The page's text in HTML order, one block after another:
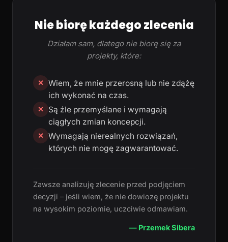
Nie biorę każdego zlecenia
Działam sam, dlatego nie biorę się za
projekty, które:
✕ Wiem, że mnie przerosną lub nie zdążę
ich wykonać na czas.
✕
Są źle przemyślane i wymagają
ciągłych zmian koncepcji.
✕ Wymagają nierealnych rozwiązań,
których nie mogę zagwarantować.
Zawsze analizuję zlecenie przed podjęciem
decyzji – jeśli wiem, że nie dowiozę projektu
na wysokim poziomie, uczciwie odmawiam.
— Przemek Sibera